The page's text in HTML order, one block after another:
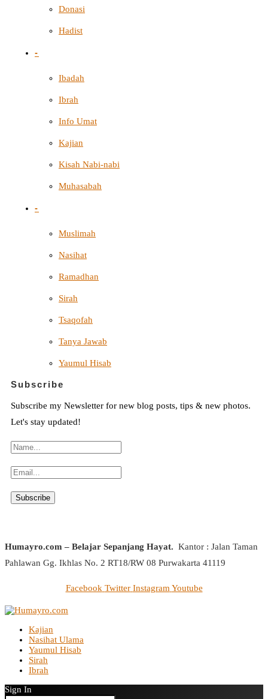
Donasi
Hadist
-
Ibadah
Ibrah
Info Umat
Kajian
Kisah Nabi-nabi
Muhasabah
-
Muslimah
Nasihat
Ramadhan
Sirah
Tsaqofah
Tanya Jawab
Yaumul Hisab
Subscribe
Subscribe my Newsletter for new blog posts, tips & new photos.
Let's stay updated!
Humayro.com – Belajar Sepanjang Hayat. Kantor : Jalan Taman
Pahlawan Gg. Ikhlas No. 2 RT18/RW 08 Purwakarta 41119
Facebook Twitter Instagram Youtube
Kajian
Nasihat Ulama
Yaumul Hisab
Sirah
Ibrah
Sign In